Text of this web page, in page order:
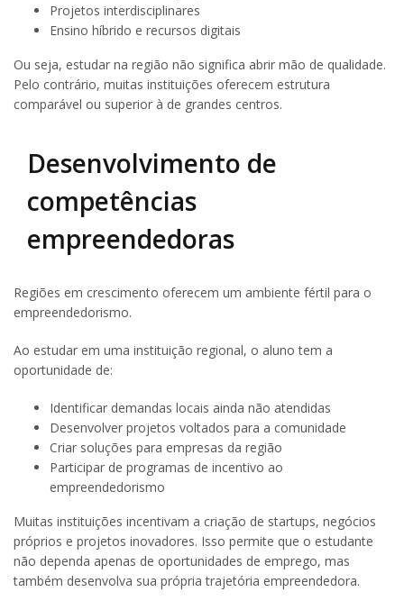
Projetos interdisciplinares
Ensino híbrido e recursos digitais
Ou seja, estudar na região não significa abrir mão de qualidade.
Pelo contrário, muitas instituições oferecem estrutura
comparável ou superior à de grandes centros.
Desenvolvimento de
competências
empreendedoras
Regiões em crescimento oferecem um ambiente fértil para o
empreendedorismo.
Ao estudar em uma instituição regional, o aluno tem a
oportunidade de:
Identificar demandas locais ainda não atendidas
Desenvolver projetos voltados para a comunidade
Criar soluções para empresas da região
Participar de programas de incentivo ao
empreendedorismo
Muitas instituições incentivam a criação de startups, negócios
próprios e projetos inovadores. Isso permite que o estudante
não dependa apenas de oportunidades de emprego, mas
também desenvolva sua própria trajetória empreendedora.